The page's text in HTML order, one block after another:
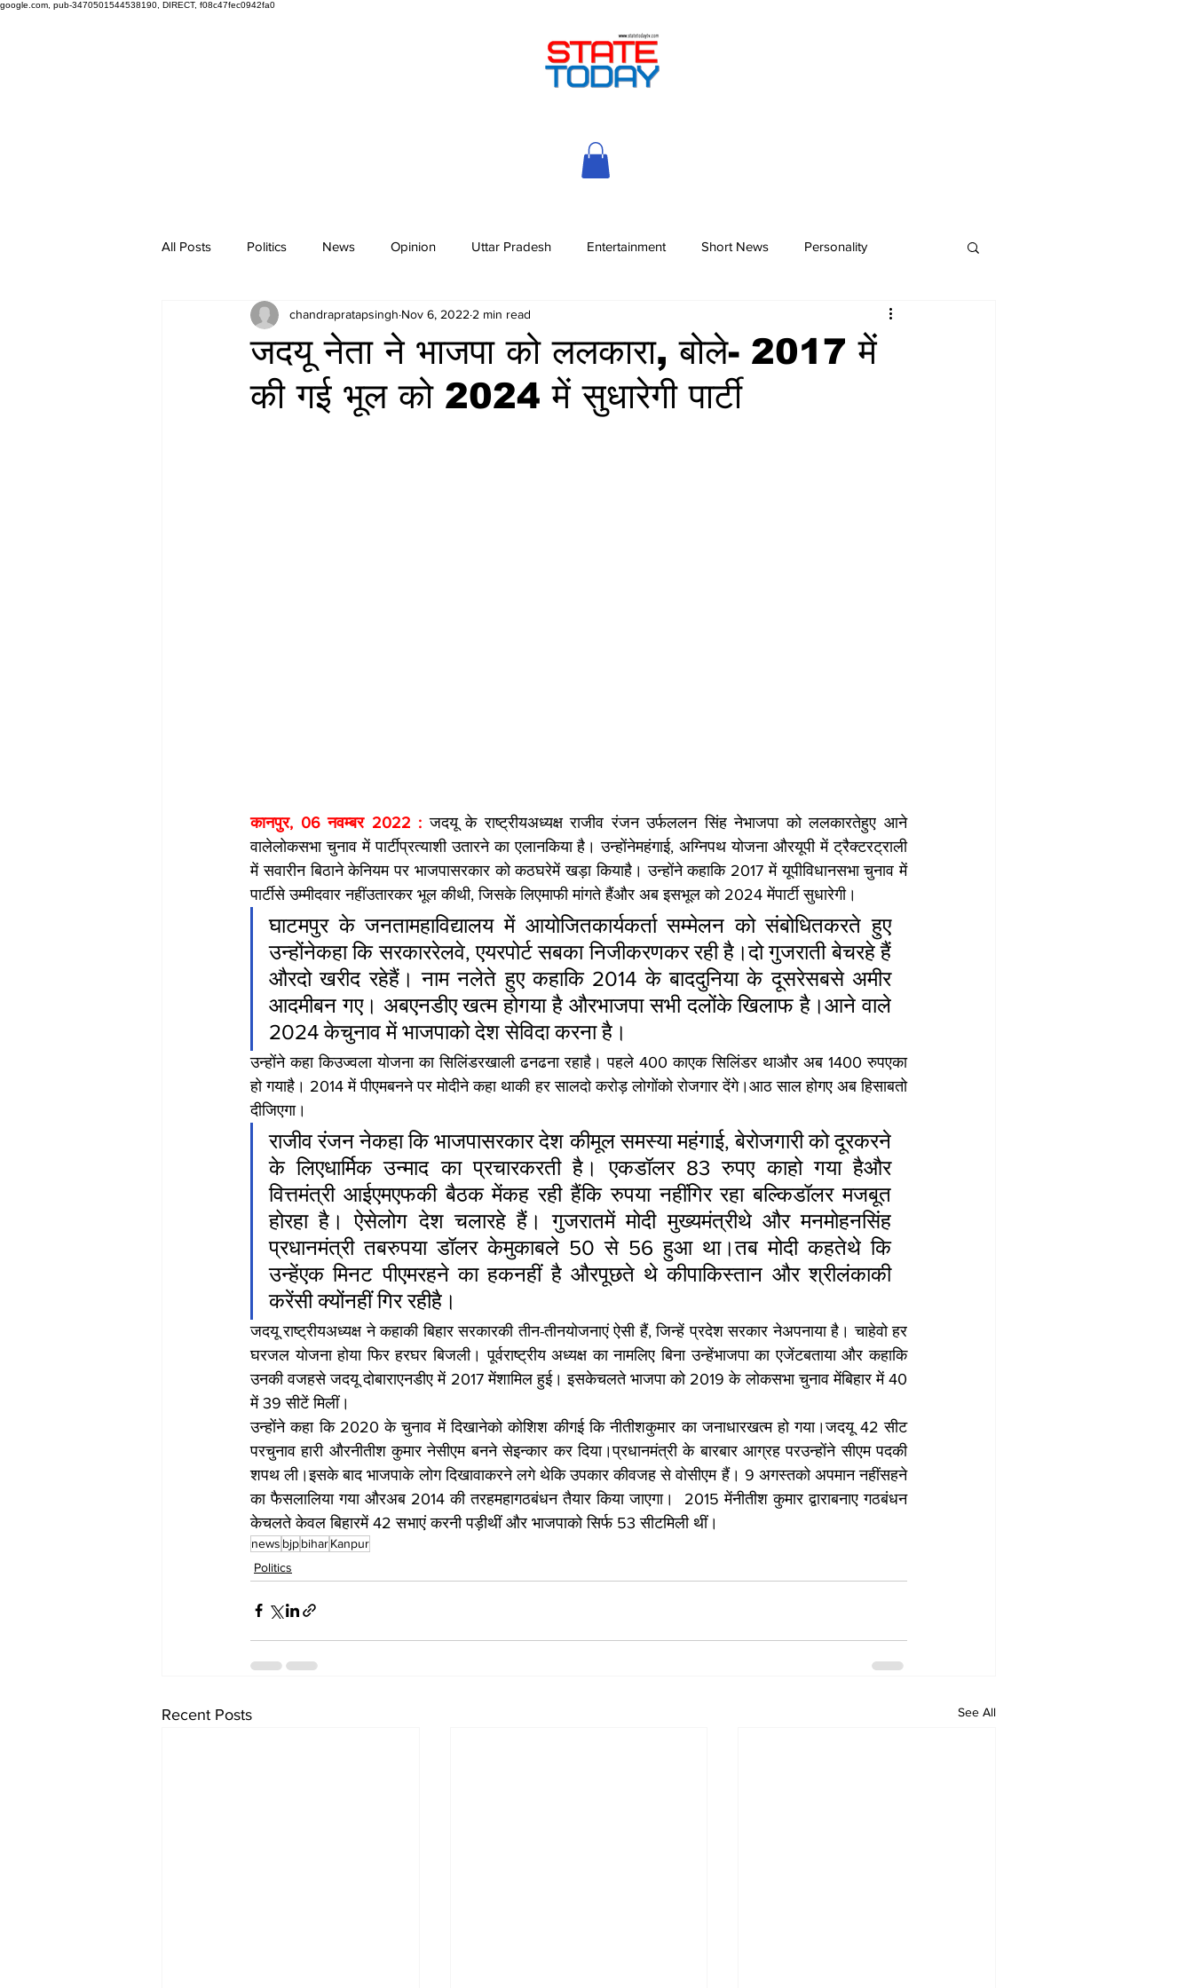
google.com, pub-3470501544538190, DIRECT, f08c47fec0942fa0
All Posts Politics News Opinion Uttar Pradesh Entertainment Short News Personality
जदयू नेता ने भाजपा को ललकारा, बोले- 2017 में
की गई भूल को 2024 में सुधारेगी पार्टी
chandrapratapsingh Nov 6, 2022 2 min read
कानपुर, 06 नवम्बर 2022 : जदयू के राष्ट्रीयअध्यक्ष राजीव रंजन उर्फललन सिंह नेभाजपा को ललकारतेहुए आने
वालेलोकसभा चुनाव में पार्टीप्रत्याशी उतारने का एलानकिया है। उन्होंनेमहंगाई, अग्निपथ योजना औरयूपी में ट्रैक्टरट्राली
में सवारीन बिठाने केनियम पर भाजपासरकार को कठघरेमें खड़ा कियाहै। उन्होंने कहाकि 2017 में यूपीविधानसभा चुनाव में
पार्टीसे उम्मीदवार नहींउतारकर भूल कीथी, जिसके लिएमाफी मांगते हैंऔर अब इसभूल काे 2024 मेंपार्टी सुधारेगी।
घाटमपुर के जनतामहाविद्यालय में आयोजितकार्यकर्ता सम्मेलन को संबोधितकरते हुए
उन्होंनेकहा कि सरकाररेलवे, एयरपोर्ट सबका निजीकरणकर रही है।दो गुजराती बेचरहे हैं
औरदो खरीद रहेहैं। नाम नलेते हुए कहाकि 2014 के बाददुनिया के दूसरेसबसे अमीर
आदमीबन गए। अबएनडीए खत्म होगया है औरभाजपा सभी दलोंके खिलाफ है।आने वाले
2024 केचुनाव में भाजपाको देश सेविदा करना है।
उन्होंने कहा किउज्वला योजना का सिलिंडरखाली ढनढना रहाहै। पहले 400 काएक सिलिंडर थाऔर अब 1400 रुपएका
हो गयाहै। 2014 में पीएमबनने पर मोदीने कहा थाकी हर सालदो करोड़ लोगोंको रोजगार देंगे।आठ साल होगए अब हिसाबतो
दीजिएगा।
राजीव रंजन नेकहा कि भाजपासरकार देश कीमूल समस्या महंगाई, बेरोजगारी को दूरकरने
के लिएधार्मिक उन्माद का प्रचारकरती है। एकडॉलर 83 रुपए काहो गया हैऔर
वित्तमंत्री आईएमएफकी बैठक मेंकह रही हैंकि रुपया नहींगिर रहा बल्किडॉलर मजबूत
होरहा है। ऐसेलोग देश चलारहे हैं। गुजरातमें मोदी मुख्यमंत्रीथे और मनमोहनसिंह
प्रधानमंत्री तबरुपया डॉलर केमुकाबले 50 से 56 हुआ था।तब मोदी कहतेथे कि
उन्हेंएक मिनट पीएमरहने का हकनहीं है औरपूछते थे कीपाकिस्तान और श्रीलंकाकी
करेंसी क्योंनहीं गिर रहीहै।
जदयू राष्ट्रीयअध्यक्ष ने कहाकी बिहार सरकारकी तीन-तीनयोजनाएं ऐसी हैं, जिन्हें प्रदेश सरकार नेअपनाया है। चाहेवो हर
घरजल योजना होया फिर हरघर बिजली। पूर्वराष्ट्रीय अध्यक्ष का नामलिए बिना उन्हेंभाजपा का एजेंटबताया और कहाकि
उनकी वजहसे जदयू दोबाराएनडीए में 2017 मेंशामिल हुई। इसकेचलते भाजपा को 2019 के लोकसभा चुनाव मेंबिहार में 40
में 39 सीटें मिलीं।
उन्होंने कहा कि 2020 के चुनाव में दिखानेको कोशिश कीगई कि नीतीशकुमार का जनाधारखत्म हो गया।जदयू 42 सीट
परचुनाव हारी औरनीतीश कुमार नेसीएम बनने सेइन्कार कर दिया।प्रधानमंत्री के बारबार आग्रह परउन्होंने सीएम पदकी
शपथ ली।इसके बाद भाजपाके लोग दिखावाकरने लगे थेकि उपकार कीवजह से वोसीएम हैं। 9 अगस्तको अपमान नहींसहने
का फैसलालिया गया औरअब 2014 की तरहमहागठबंधन तैयार किया जाएगा।  2015 मेंनीतीश कुमार द्वाराबनाए गठबंधन
केचलते केवल बिहारमें 42 सभाएं करनी पड़ीथीं और भाजपाको सिर्फ 53 सीटमिली थीं।
news bjpbiharKanpur
Politics
Recent Posts See All